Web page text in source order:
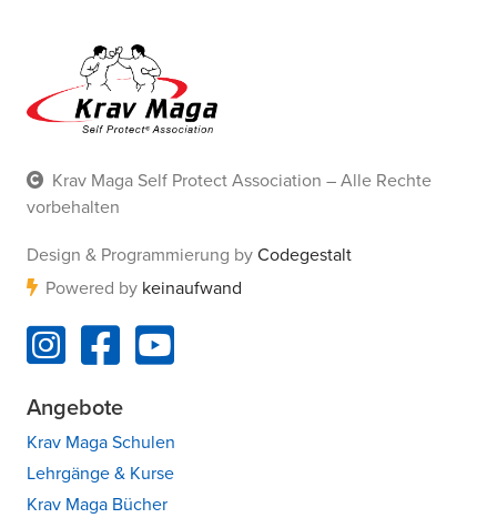
Krav Maga Self Protect Association – Alle Rechte
vorbehalten
Design & Programmierung by Codegestalt
Powered by keinaufwand
Angebote
Krav Maga Schulen
Lehrgänge & Kurse
Krav Maga Bücher